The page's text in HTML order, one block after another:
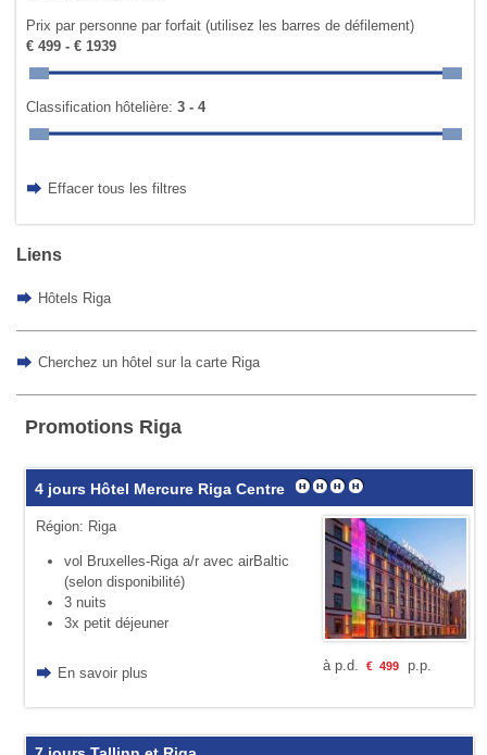
Prix par personne par forfait (utilisez les barres de défilement)
€ 499 - € 1939
Classification hôtelière:3 - 4
Effacer tous les filtres
Liens
Hôtels Riga
Cherchez un hôtel sur la carte Riga
Promotions Riga
4 jours Hôtel Mercure Riga Centre
Région: Riga
vol Bruxelles-Riga a/r avec airBaltic
(selon disponibilité)
3 nuits
3x petit déjeuner
En savoir plus à p.d. € 499p.p.